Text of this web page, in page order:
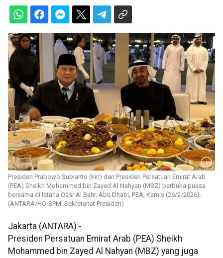
Presiden Prabowo Subianto (kiri) dan Presiden Persatuan Emirat Arab
(PEA) Sheikh Mohammed bin Zayed Al Nahyan (MBZ) berbuka puasa
bersama di Istana Qasr Al Bahr, Abu Dhabi, PEA, Kamis (26/2/2026).
(ANTARA/HO-BPMI Sekretariat Presiden)
Jakarta (ANTARA) -
Presiden Persatuan Emirat Arab (PEA) Sheikh
Mohammed bin Zayed Al Nahyan (MBZ) yang juga